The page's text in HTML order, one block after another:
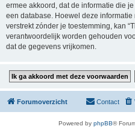
ermee akkoord, dat de informatie die
een database. Hoewel deze
verstrekt zónder je toestemming, kan
verantwoordelijk worden gehouden
dat de gegevens vrijkomen.
Forumoverzicht Contact
Powered by phpBB®